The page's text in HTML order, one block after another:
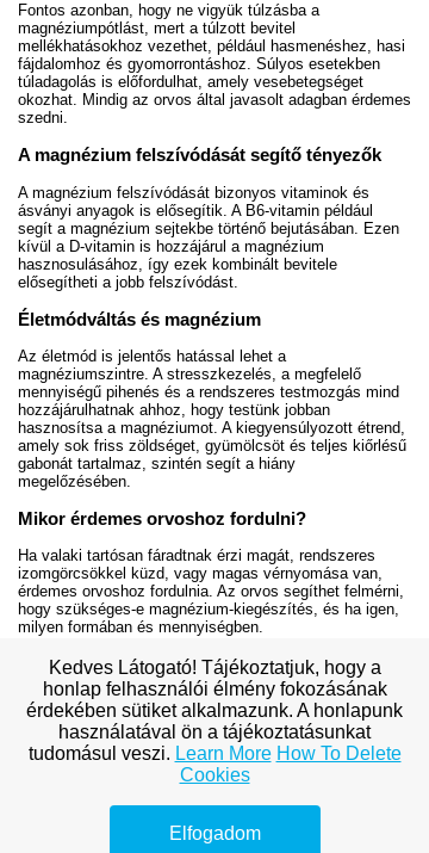
Fontos azonban, hogy ne vigyük túlzásba a
magnéziumpótlást, mert a túlzott bevitel
mellékhatásokhoz vezethet, például hasmenéshez, hasi
fájdalomhoz és gyomorrontáshoz. Súlyos esetekben
túladagolás is előfordulhat, amely vesebetegséget
okozhat. Mindig az orvos által javasolt adagban érdemes
szedni.
A magnézium felszívódását segítő tényezők
A magnézium felszívódását bizonyos vitaminok és
ásványi anyagok is elősegítik. A B6-vitamin például
segít a magnézium sejtekbe történő bejutásában. Ezen
kívül a D-vitamin is hozzájárul a magnézium
hasznosulásához, így ezek kombinált bevitele
elősegítheti a jobb felszívódást.
Életmódváltás és magnézium
Az életmód is jelentős hatással lehet a
magnéziumszintre. A stresszkezelés, a megfelelő
mennyiségű pihenés és a rendszeres testmozgás mind
hozzájárulhatnak ahhoz, hogy testünk jobban
hasznosítsa a magnéziumot. A kiegyensúlyozott étrend,
amely sok friss zöldséget, gyümölcsöt és teljes kiőrlésű
gabonát tartalmaz, szintén segít a hiány
megelőzésében.
Mikor érdemes orvoshoz fordulni?
Ha valaki tartósan fáradtnak érzi magát, rendszeres
izomgörcsökkel küzd, vagy magas vérnyomása van,
érdemes orvoshoz fordulnia. Az orvos segíthet felmérni,
hogy szükséges-e magnézium-kiegészítés, és ha igen,
milyen formában és mennyiségben.
Gyakran ismételt kérdések
Milyen jelek utalhatnak magnéziumhiányra?
– Izomgörcsök, fáradtság, szorongás, fejfájás,
magas vérnyomás és alvászavarok gyakori
tünetei a magnéziumhiánynak.
Hogyan pótolhatom természetesen a
magnéziumot?
– Fogyassz zöld leveles zöldségeket, dióféléket,
teljes kiőrlésű gabonákat és halakat.
Kedves Látogató! Tájékoztatjuk, hogy a
honlap felhasználói élmény fokozásának
érdekében sütiket alkalmazunk. A honlapunk
használatával ön a tájékoztatásunkat
tudomásul veszi. Learn More How To Delete
Cookies
Elfogadom